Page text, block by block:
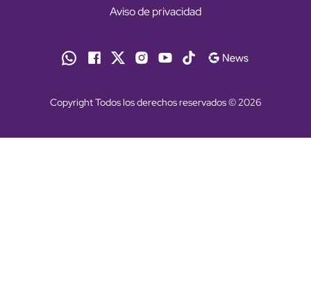
Aviso de privacidad
Copyright Todos los derechos reservados © 2026